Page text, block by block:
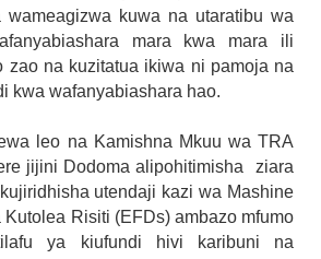
wameagizwa kuwa na utaratibu wa
mara kwa mara ili
zao na kuzitatua ikiwa ni pamoja na
kwa wafanyabiashara hao.
leo na Kamishna Mkuu wa TRA
jijini Dodoma alipohitimisha ziara
utendaji kazi wa Mashine
Risiti (EFDs) ambazo mfumo
ya kiufundi hivi karibuni na